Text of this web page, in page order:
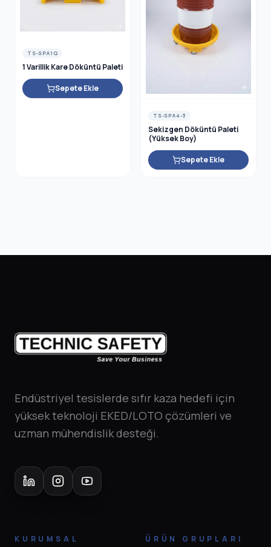
TS-SPA1Q
1 Varillik Kare Döküntü Paleti
Sepete Ekle
TS-SPA4-3
Sekizgen Döküntü Paleti
(Yüksek Boy)
Sepete Ekle
Endüstriyel tesislerde sıfır kaza hedefi için
yüksek teknoloji EKED/LOTO çözümleri ve
uzman mühendislik desteği.
KURUMSAL ÜRÜN GRUPLARI